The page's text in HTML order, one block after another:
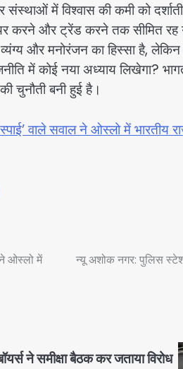
संस्थाओं में विश्वास की कमी को
करने और ट्रेंड करने तक सीमित
और मनोरंजन का हिस्सा है, लेकिन
में कोई नया अध्याय लिखेगा?
चुनौती बनी हुई है।
वाले सवाल ने ओस्लो में भारतीय
ने ओस्लो में
न्यू अशोक नगर: पुलिस
ने समीक्षा बैठक कर जताया विरोध